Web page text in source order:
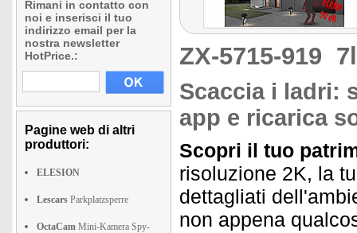
Rimani in contatto con
noi e inserisci il tuo
indirizzo email per la
nostra newsletter
HotPrice.:
Pagine web di altri
produttori:
ELESION
Lescars Parkplatzsperre
OctaCam Mini-Kamera Spy-
ZX-5715-919
Scaccia i ladri:
app e ricarica
Scopri il tuo
risoluzione 2K, la
dettagliati
non appena